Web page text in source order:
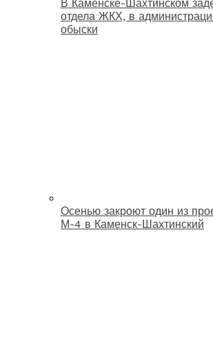
В Каменске-Шахтинском
отдела ЖКХ, в
обыски
Осенью закроют один из
М-4 в Каменск-Шахтинский